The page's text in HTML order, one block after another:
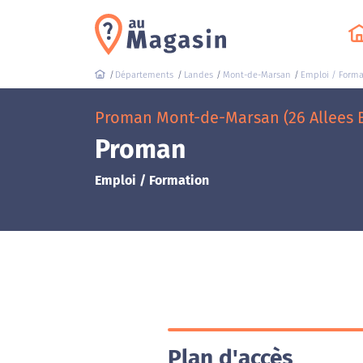
Départements Landes Mont-de-Marsan Emploi /
Proman Mont-de-Marsan (26 Allees
Proman
Emploi / Formation